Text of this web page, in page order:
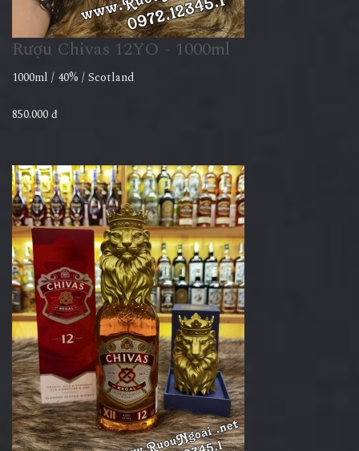
Rượu Chivas 12YO - 1000ml
1000ml / 40% / Scotland
850.000 đ